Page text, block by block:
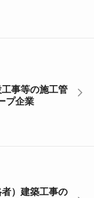
事等の施工管
プ企業
）建築工事の